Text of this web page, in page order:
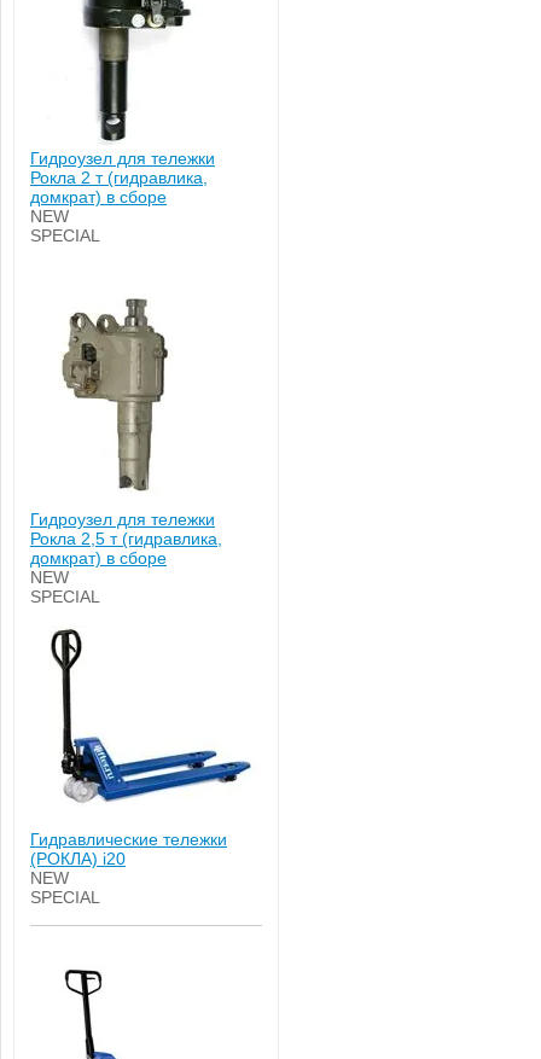
Гидроузел для тележки
Рокла 2 т (гидравлика,
домкрат) в сборе
NEW
SPECIAL
Гидроузел для тележки
Рокла 2,5 т (гидравлика,
домкрат) в сборе
NEW
SPECIAL
Гидравлические тележки
(РОКЛА) i20
NEW
SPECIAL